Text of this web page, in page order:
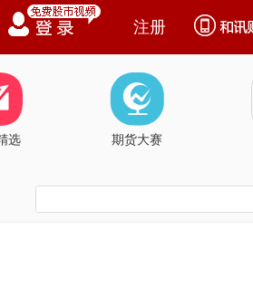
注册
选 期货大赛